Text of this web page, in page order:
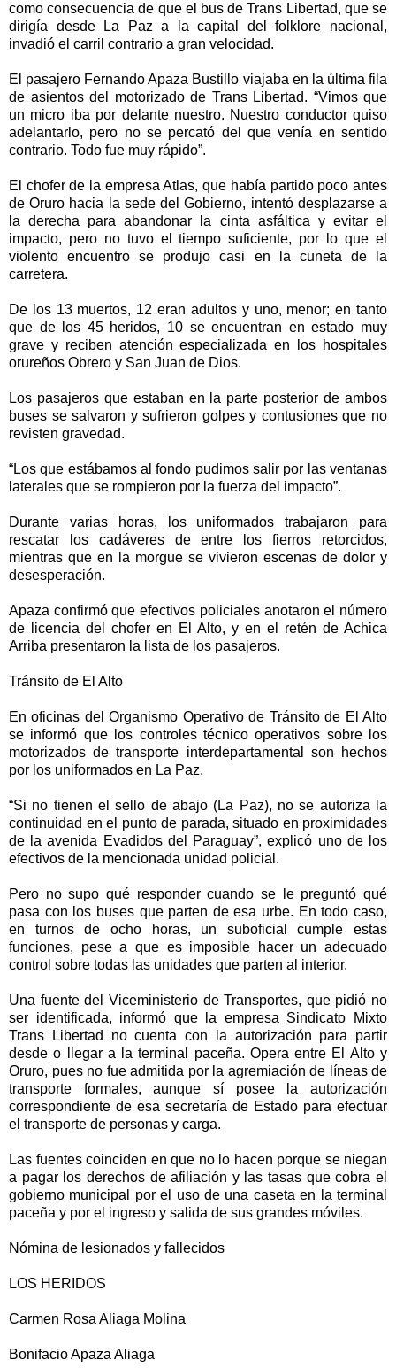
como consecuencia de que el bus de Trans Libertad, que se
dirigía desde La Paz a la capital del folklore nacional,
invadió el carril contrario a gran velocidad.
El pasajero Fernando Apaza Bustillo viajaba en la última fila
de asientos del motorizado de Trans Libertad. “Vimos que
un micro iba por delante nuestro. Nuestro conductor quiso
adelantarlo, pero no se percató del que venía en sentido
contrario. Todo fue muy rápido”.
El chofer de la empresa Atlas, que había partido poco antes
de Oruro hacia la sede del Gobierno, intentó desplazarse a
la derecha para abandonar la cinta asfáltica y evitar el
impacto, pero no tuvo el tiempo suficiente, por lo que el
violento encuentro se produjo casi en la cuneta de la
carretera.
De los 13 muertos, 12 eran adultos y uno, menor; en tanto
que de los 45 heridos, 10 se encuentran en estado muy
grave y reciben atención especializada en los hospitales
orureños Obrero y San Juan de Dios.
Los pasajeros que estaban en la parte posterior de ambos
buses se salvaron y sufrieron golpes y contusiones que no
revisten gravedad.
“Los que estábamos al fondo pudimos salir por las ventanas
laterales que se rompieron por la fuerza del impacto”.
Durante varias horas, los uniformados trabajaron para
rescatar los cadáveres de entre los fierros retorcidos,
mientras que en la morgue se vivieron escenas de dolor y
desesperación.
Apaza confirmó que efectivos policiales anotaron el número
de licencia del chofer en El Alto, y en el retén de Achica
Arriba presentaron la lista de los pasajeros.
Tránsito de El Alto
En oficinas del Organismo Operativo de Tránsito de El Alto
se informó que los controles técnico operativos sobre los
motorizados de transporte interdepartamental son hechos
por los uniformados en La Paz.
“Si no tienen el sello de abajo (La Paz), no se autoriza la
continuidad en el punto de parada, situado en proximidades
de la avenida Evadidos del Paraguay”, explicó uno de los
efectivos de la mencionada unidad policial.
Pero no supo qué responder cuando se le preguntó qué
pasa con los buses que parten de esa urbe. En todo caso,
en turnos de ocho horas, un suboficial cumple estas
funciones, pese a que es imposible hacer un adecuado
control sobre todas las unidades que parten al interior.
Una fuente del Viceministerio de Transportes, que pidió no
ser identificada, informó que la empresa Sindicato Mixto
Trans Libertad no cuenta con la autorización para partir
desde o llegar a la terminal paceña. Opera entre El Alto y
Oruro, pues no fue admitida por la agremiación de líneas de
transporte formales, aunque sí posee la autorización
correspondiente de esa secretaría de Estado para efectuar
el transporte de personas y carga.
Las fuentes coinciden en que no lo hacen porque se niegan
a pagar los derechos de afiliación y las tasas que cobra el
gobierno municipal por el uso de una caseta en la terminal
paceña y por el ingreso y salida de sus grandes móviles.
Nómina de lesionados y fallecidos
LOS HERIDOS
Carmen Rosa Aliaga Molina
Bonifacio Apaza Aliaga